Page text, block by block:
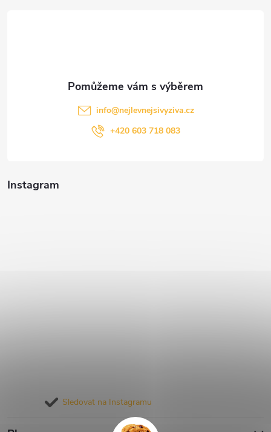
Instagram
Sledovat na Instagramu
info@nejlevnejsivyziva.cz
+420 603 718 083